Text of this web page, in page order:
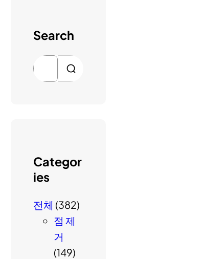
Search
Categor
ies
전체 (382)
점 제
거
(149)